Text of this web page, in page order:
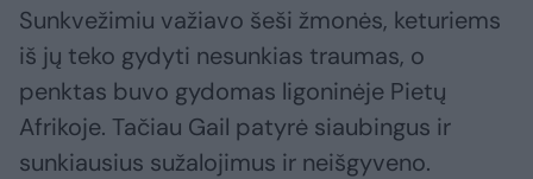
Sunkvežimiu važiavo šeši žmonės, keturiems
iš jų teko gydyti nesunkias traumas, o
penktas buvo gydomas ligoninėje Pietų
Afrikoje. Tačiau Gail patyrė siaubingus ir
sunkiausius sužalojimus ir neišgyveno.